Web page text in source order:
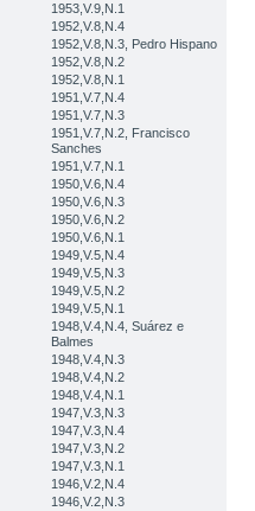
1953,V.9,N.1
1952,V.8,N.4
1952,V.8,N.3, Pedro Hispano
1952,V.8,N.2
1952,V.8,N.1
1951,V.7,N.4
1951,V.7,N.3
1951,V.7,N.2, Francisco
Sanches
1951,V.7,N.1
1950,V.6,N.4
1950,V.6,N.3
1950,V.6,N.2
1950,V.6,N.1
1949,V.5,N.4
1949,V.5,N.3
1949,V.5,N.2
1949,V.5,N.1
1948,V.4,N.4, Suárez e
Balmes
1948,V.4,N.3
1948,V.4,N.2
1948,V.4,N.1
1947,V.3,N.3
1947,V.3,N.4
1947,V.3,N.2
1947,V.3,N.1
1946,V.2,N.4
1946,V.2,N.3